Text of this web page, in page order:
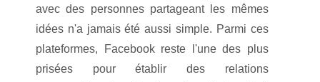
avec des personnes partageant les mêmes
idées n'a jamais été aussi simple. Parmi ces
plateformes, Facebook reste l'une des plus
prisées pour établir des relations